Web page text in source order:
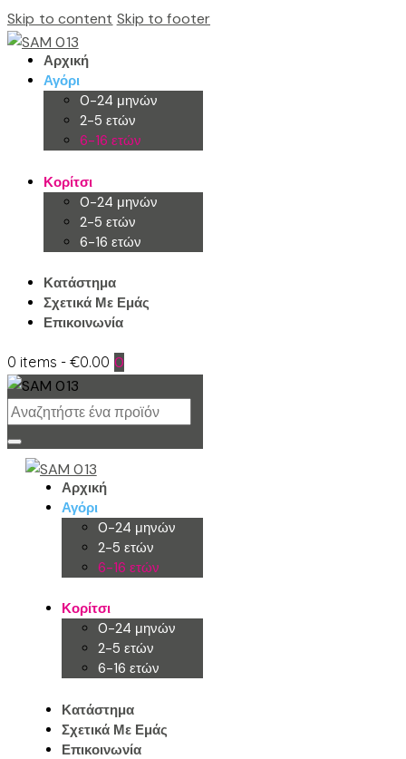
Skip to content Skip to footer
Αρχική
Αγόρι
0-24 μηνών
2-5 ετών
6-16 ετών
Κορίτσι
0-24 μηνών
2-5 ετών
6-16 ετών
Κατάστημα
Σχετικά Με Εμάς
Επικοινωνία
0 items -€0.00 0
Αρχική
Αγόρι
0-24 μηνών
2-5 ετών
6-16 ετών
Κορίτσι
0-24 μηνών
2-5 ετών
6-16 ετών
Κατάστημα
Σχετικά Με Εμάς
Επικοινωνία